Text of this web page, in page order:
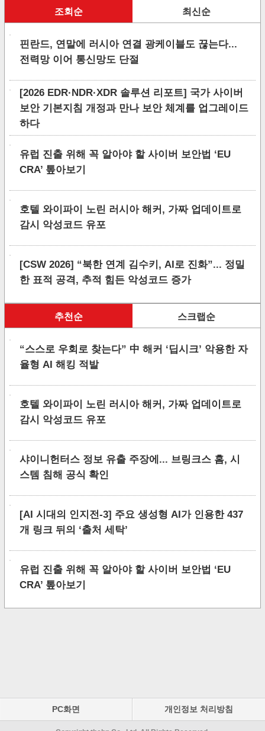
조회순 최신순
핀란드, 연말에 러시아 연결 광케이블도 끊는다...
전력망 이어 통신망도 단절
[2026 EDR·NDR·XDR 솔루션 리포트] 국가 사이버
보안 기본지침 개정과 만나 보안 체계를 업그레이드
하다
유럽 진출 위해 꼭 알아야 할 사이버 보안법 ‘EU
CRA’ 톺아보기
호텔 와이파이 노린 러시아 해커, 가짜 업데이트로
감시 악성코드 유포
[CSW 2026] “북한 연계 김수키, AI로 진화”... 정밀
한 표적 공격, 추적 힘든 악성코드 증가
추천순 스크랩순
“스스로 우회로 찾는다” 中 해커 ‘딥시크’ 악용한 자
율형 AI 해킹 적발
호텔 와이파이 노린 러시아 해커, 가짜 업데이트로
감시 악성코드 유포
샤이니헌터스 정보 유출 주장에... 브링크스 홈, 시
스템 침해 공식 확인
[AI 시대의 인지전-3] 주요 생성형 AI가 인용한 437
개 링크 뒤의 ‘출처 세탁’
유럽 진출 위해 꼭 알아야 할 사이버 보안법 ‘EU
CRA’ 톺아보기
PC화면 개인정보 처리방침